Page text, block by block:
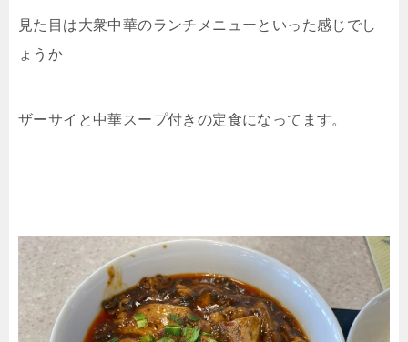
見た目は大衆中華のランチメニューといった感じでし
ょうか
ザーサイと中華スープ付きの定食になってます。